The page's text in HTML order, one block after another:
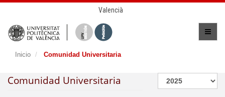
Valencià
Inicio Comunidad Universitaria
Comunidad Universitaria